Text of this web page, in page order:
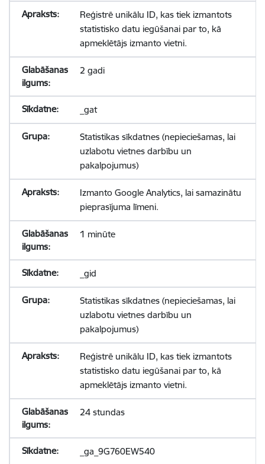
Reģistrē unikālu ID, kas tiek izmantots
statistisko datu iegūšanai par to, kā
apmeklētājs izmanto vietni.
2 gadi
_gat
Statistikas sīkdatnes (nepieciešamas, lai
uzlabotu vietnes darbību un
pakalpojumus)
Izmanto Google Analytics, lai samazinātu
pieprasījuma līmeni.
1 minūte
_gid
Statistikas sīkdatnes (nepieciešamas, lai
uzlabotu vietnes darbību un
pakalpojumus)
Reģistrē unikālu ID, kas tiek izmantots
statistisko datu iegūšanai par to, kā
apmeklētājs izmanto vietni.
24 stundas
_ga_9G760EW540